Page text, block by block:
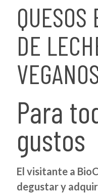
QUESOS
DE
Para
gustos
El visitante a
degustar y